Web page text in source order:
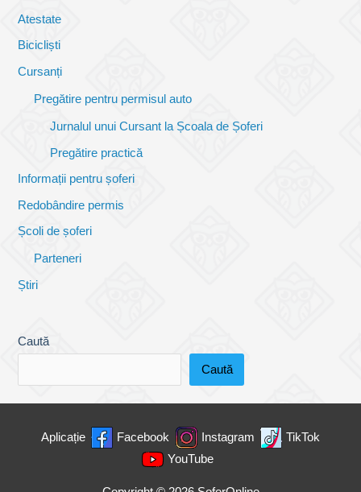
Atestate
Bicicliști
Cursanți
Pregătire pentru permisul auto
Jurnalul unui Cursant la Școala de Șoferi
Pregătire practică
Informații pentru șoferi
Redobândire permis
Școli de șoferi
Parteneri
Știri
Caută
Caută
Aplicație Facebook Instagram
TikTok
YouTube